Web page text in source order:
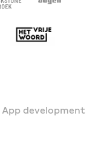
App development